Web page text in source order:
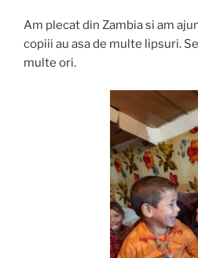
Am plecat din Zambia si am
copiii au asa de multe lipsuri.
multe ori.